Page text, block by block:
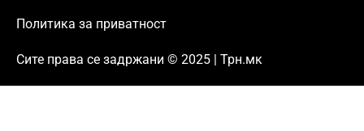
Политика за приватност
Сите права се задржани © 2025 | Трн.мк